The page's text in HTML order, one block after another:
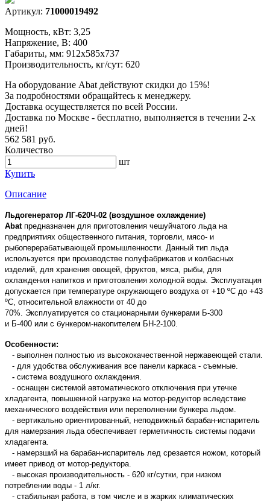
Артикул: 71000019492
Мощность, кВт: 3,25
Напряжение, В: 400
Габариты, мм: 912х585х737
Производительность, кг/сут: 620
На оборудование Abat действуют скидки до 15%!
За подробностями обращайтесь к менеджеру.
Доставка осуществляется по всей России.
Доставка по Москве - бесплатно, выполняется в течении 2-х
дней!
562 581 руб.
Количество
шт
Купить
Описание
Льдогенератор ЛГ-620Ч-02 (воздушное охлаждение)
Abat предназначен для приготовления чешуйчатого льда на
предприятиях общественного питания, торговли, мясо- и
рыбоперерабатывающей промышленности. Данный тип льда
используется при производстве полуфабрикатов и колбасных
изделий, для хранения овощей, фруктов, мяса, рыбы, для
охлаждения напитков и приготовления холодной воды. Эксплуатация
допускается при температуре окружающего воздуха от +10 ºС до +43
ºС, относительной влажности от 40 до
70%. Эксплуатируется со стационарными бункерами Б-300
и Б-400 или с бункером-накопителем БН-2-100.
Особенности:
- выполнен полностью из высококачественной нержавеющей стали.
- для удобства обслуживания все панели каркаса - съемные.
- система воздушного охлаждения.
- оснащен системой автоматического отключения при утечке
хладагента, повышенной нагрузке на мотор-редуктор вследствие
механического воздействия или переполнении бункера льдом.
- вертикально ориентированный, неподвижный барабан-испаритель
для намерзания льда обеспечивает герметичность системы подачи
хладагента.
- намерзший на барабан-испаритель лед срезается ножом, который
имеет привод от мотор-редуктора.
- высокая производительность - 620 кг/сутки, при низком
потреблении воды - 1 л/кг.
- стабильная работа, в том числе и в жарких климатических